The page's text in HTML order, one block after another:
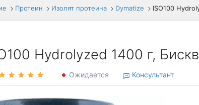
Протеин Изолят протеина Dymatize ISO100
Hydrolyzed 1400 г,
Ожидается Консультант